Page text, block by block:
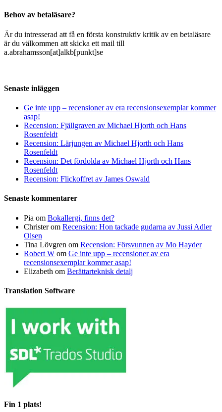
Behov av betaläsare?
Är du intresserad att få en första konstruktiv kritik av en betaläsare
är du välkommen att skicka ett mail till
a.abrahamsson[at]alkb[punkt]se
Senaste inläggen
Ge inte upp – recensioner av era recensionsexemplar kommer
asap!
Recension: Fjällgraven av Michael Hjorth och Hans
Rosenfeldt
Recension: Lärjungen av Michael Hjorth och Hans
Rosenfeldt
Recension: Det fördolda av Michael Hjorth och Hans
Rosenfeldt
Recension: Flickoffret av James Oswald
Senaste kommentarer
Pia om Bokallergi, finns det?
Christerom Recension: Hon tackade gudarna av Jussi Adler
Olsen
Tina Lövgren om Recension: Försvunnen av Mo Hayder
Robert W om Ge inte upp – recensioner av era
recensionsexemplar kommer asap!
Elizabeth om Berättarteknisk detalj
Translation Software
Fin 1 plats!